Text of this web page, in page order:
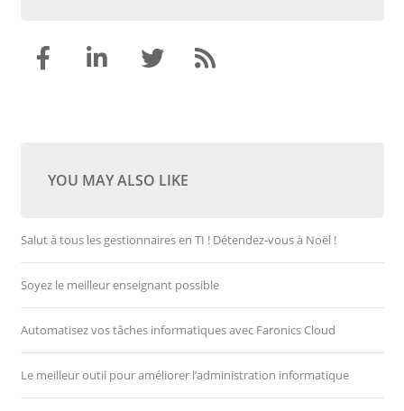
YOU MAY ALSO LIKE
Salut à tous les gestionnaires en TI ! Détendez-vous à Noël !
Soyez le meilleur enseignant possible
Automatisez vos tâches informatiques avec Faronics Cloud
Le meilleur outil pour améliorer l’administration informatique